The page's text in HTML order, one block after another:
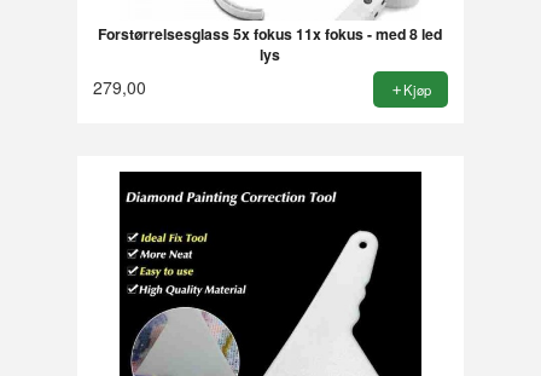
Forstørrelsesglass 5x fokus 11x fokus - med 8 led
lys
279,00 Kjøp